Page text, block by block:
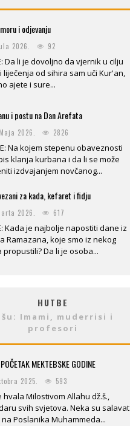
i odjevanju
2026. 92
Da li je dovoljno da vjernik u cilju
liječenja od sihira sam uči Kur'an,
ajete i sure...
i postu na Dan Arefata
2026. 2826
Na kojem stepenu obaveznosti
klanja kurbana i da li se može
izdvajanjem novčanog...
za kada, kefaret i fidju
2026. 617
Kada je najbolje napostiti dane iz
Ramazana, koje smo iz nekog
propustili? Da li je osoba...
HUTBE
Imami, muderrisi i
profesori
MEKTEBSKE GODINE
2025. 593
hvala Milostivom Allahu dž.š.,
svih svjetova. Neka su salavat
Poslanika Muhammeda...